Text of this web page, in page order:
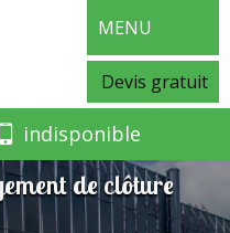
MENU
Devis gratuit
indisponible
de clôture